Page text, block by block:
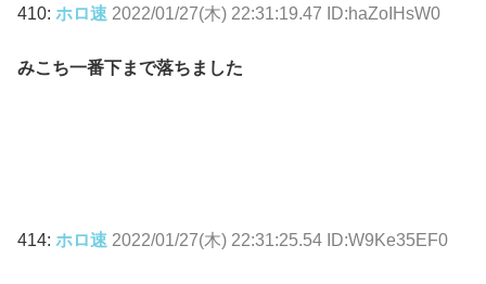
410: ホロ速 2022/01/27(木) 22:31:19.47 ID:haZoIHsW0
みこち一番下まで落ちました
414: ホロ速 2022/01/27(木) 22:31:25.54 ID:W9Ke35EF0